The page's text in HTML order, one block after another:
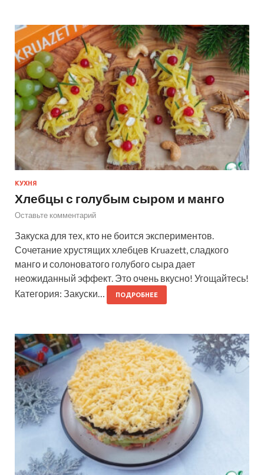
КУХНЯ
Хлебцы с голубым сыром и манго
Оставьте комментарий
Закуска для тех, кто не боится экспериментов.
Сочетание хрустящих хлебцев Kruazett, сладкого
манго и солоноватого голубого сыра дает
неожиданный эффект. Это очень вкусно! Угощайтесь!
Категория: Закуски…
ПОДРОБНЕЕ